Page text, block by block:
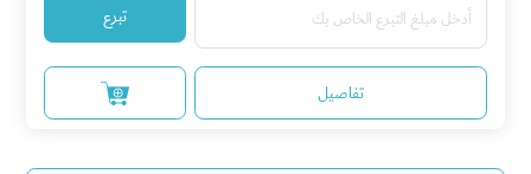
تبرع
تفاصيل